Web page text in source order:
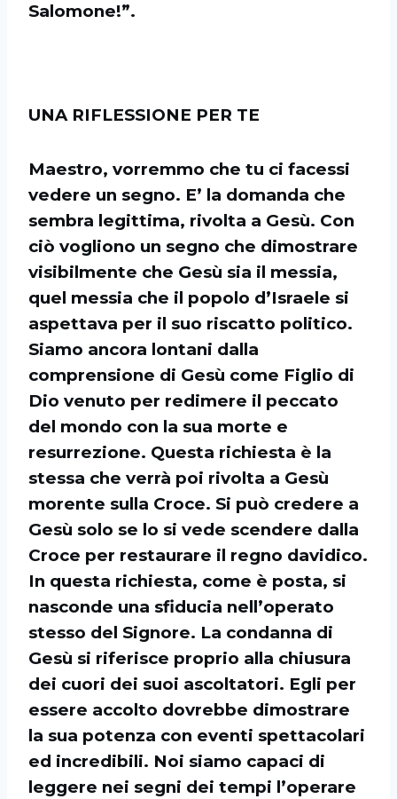
Salomone!”.
UNA RIFLESSIONE PER TE
Maestro, vorremmo che tu ci facessi
vedere un segno. E’ la domanda che
sembra legittima, rivolta a Gesù. Con
ciò vogliono un segno che dimostrare
visibilmente che Gesù sia il messia,
quel messia che il popolo d’Israele si
aspettava per il suo riscatto politico.
Siamo ancora lontani dalla
comprensione di Gesù come Figlio di
Dio venuto per redimere il peccato
del mondo con la sua morte e
resurrezione. Questa richiesta è la
stessa che verrà poi rivolta a Gesù
morente sulla Croce. Si può credere a
Gesù solo se lo si vede scendere dalla
Croce per restaurare il regno davidico.
In questa richiesta, come è posta, si
nasconde una sfiducia nell’operato
stesso del Signore. La condanna di
Gesù si riferisce proprio alla chiusura
dei cuori dei suoi ascoltatori. Egli per
essere accolto dovrebbe dimostrare
la sua potenza con eventi spettacolari
ed incredibili. Noi siamo capaci di
leggere nei segni dei tempi l’operare